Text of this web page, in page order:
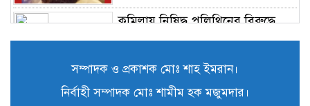
কুমিল্লায় নিষিদ্ধ পলিথিনের বিরুদ্ধে
সম্পাদক ও প্রকাশক মোঃ শাহ ইমরান।
নির্বাহী সম্পাদক মোঃ শামীম হক মজুমদার।